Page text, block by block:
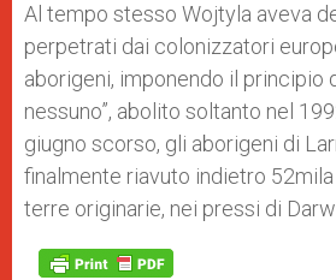
Al tempo stesso Wojtyla aveva
perpetrati dai colonizzatori
aborigeni, imponendo il principio
nessuno”, abolito soltanto nel
giugno scorso, gli aborigeni di
finalmente riavuto indietro
terre originarie, nei pressi di